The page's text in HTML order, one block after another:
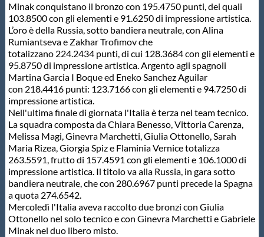
Qualità
Sostenibilità
Privacy
Cookie Policy
Archivio News
Flash News
Minak conquistano il bronzo con 195.4750 punti, dei quali
103.8500 con gli elementi e 91.6250 di impressione artistica.
L’oro è della Russia, sotto bandiera neutrale, con Alina
Rumiantseva e Zakhar Trofimov che
totalizzano 224.2434 punti, di cui 128.3684 con gli elementi e
95.8750 di impressione artistica. Argento agli spagnoli
Martina Garcia I Boque ed Eneko Sanchez Aguilar
con 218.4416 punti: 123.7166 con gli elementi e 94.7250 di
impressione artistica.
Nell'ultima finale di giornata l'Italia è terza nel team tecnico.
La squadra composta da Chiara Benesso, Vittoria Carenza,
Melissa Magi, Ginevra Marchetti, Giulia Ottonello, Sarah
Maria Rizea, Giorgia Spiz e Flaminia Vernice totalizza
263.5591, frutto di 157.4591 con gli elementi e 106.1000 di
impressione artistica. Il titolo va alla Russia, in gara sotto
bandiera neutrale, che con 280.6967 punti precede la Spagna
a quota 274.6542.
Mercoledì l'Italia aveva raccolto due bronzi con Giulia
Ottonello nel solo tecnico e con Ginevra Marchetti e Gabriele
Minak nel duo libero misto.